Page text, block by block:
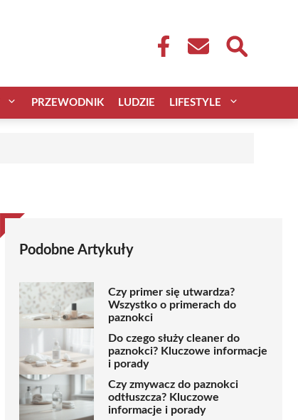
PRZEWODNIK LUDZIE LIFESTYLE
Podobne Artykuły
Czy primer się utwardza?
Wszystko o primerach do
paznokci
Do czego służy cleaner do
paznokci? Kluczowe informacje
i porady
Czy zmywacz do paznokci
odtłuszcza? Kluczowe
informacje i porady